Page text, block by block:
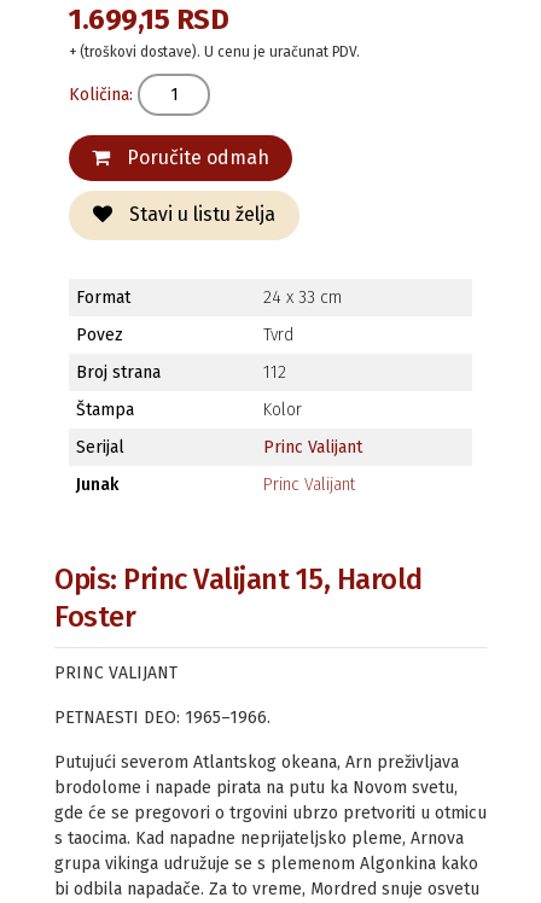
1.699,15 RSD
+ (troškovi dostave). U cenu je uračunat PDV.
Količina:
Poručite odmah
Stavi u listu želja
Format
24 x 33 cm
Povez
Tvrd
Broj strana
112
Štampa
Kolor
Serijal
Princ Valijant
Junak
Princ Valijant
Opis: Princ Valijant 15, Harold
Foster
PRINC VALIJANT
PETNAESTI DEO: 1965–1966.
Putujući severom Atlantskog okeana, Arn preživljava
brodolome i napade pirata na putu ka Novom svetu,
gde će se pregovori o trgovini ubrzo pretvoriti u otmicu
s taocima. Kad napadne neprijateljsko pleme, Arnova
grupa vikinga udružuje se s plemenom Algonkina kako
bi odbila napadače. Za to vreme, Mordred snuje osvetu